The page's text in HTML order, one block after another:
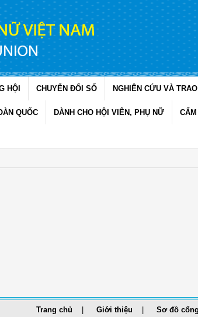
HỘI CHUYỂN ĐỔI SỐ NGHIÊN CỨU VÀ
QUỐC DÀNH CHO HỘI VIÊN, PHỤ NỮ CẨM
Trang chủ Giới thiệu
Sơ đồ cổng